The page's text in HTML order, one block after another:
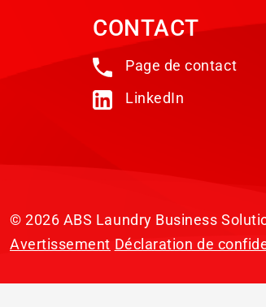
CONTACT
Page de contact
LinkedIn
© 2026 ABS Laundry Business
Avertissement Déclaration de